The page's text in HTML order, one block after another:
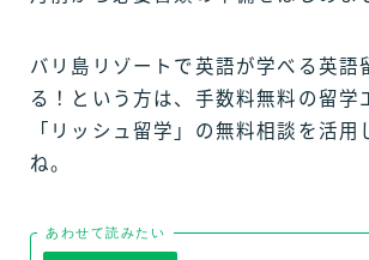
バリ島リゾートで英語が学べる英語
る！という方は、手数料無料の留学
「リッシュ留学」の無料相談を活用
ね。
あわせて読みたい